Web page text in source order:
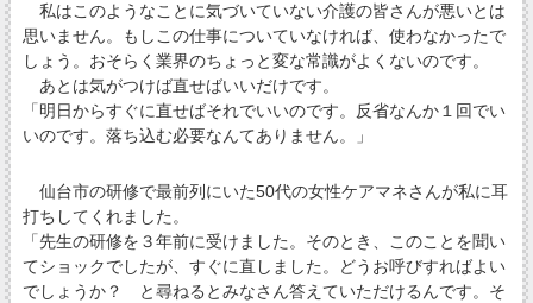
私はこのようなことに気づいていない介護の皆さんが悪いとは
思いません。もしこの仕事についていなければ、使わなかったで
しょう。おそらく業界のちょっと変な常識がよくないのです。
あとは気がつけば直せばいいだけです。
「明日からすぐに直せばそれでいいのです。反省なんか１回でい
いのです。落ち込む必要なんてありません。」
仙台市の研修で最前列にいた50代の女性ケアマネさんが私に耳
打ちしてくれました。
「先生の研修を３年前に受けました。そのとき、このことを聞い
てショックでしたが、すぐに直しました。どうお呼びすればよい
でしょうか？ と尋ねるとみなさん答えていただけるんです。そ